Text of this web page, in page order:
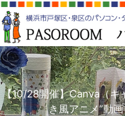
【10/28開催】Canva（キ
き風アニメ”動